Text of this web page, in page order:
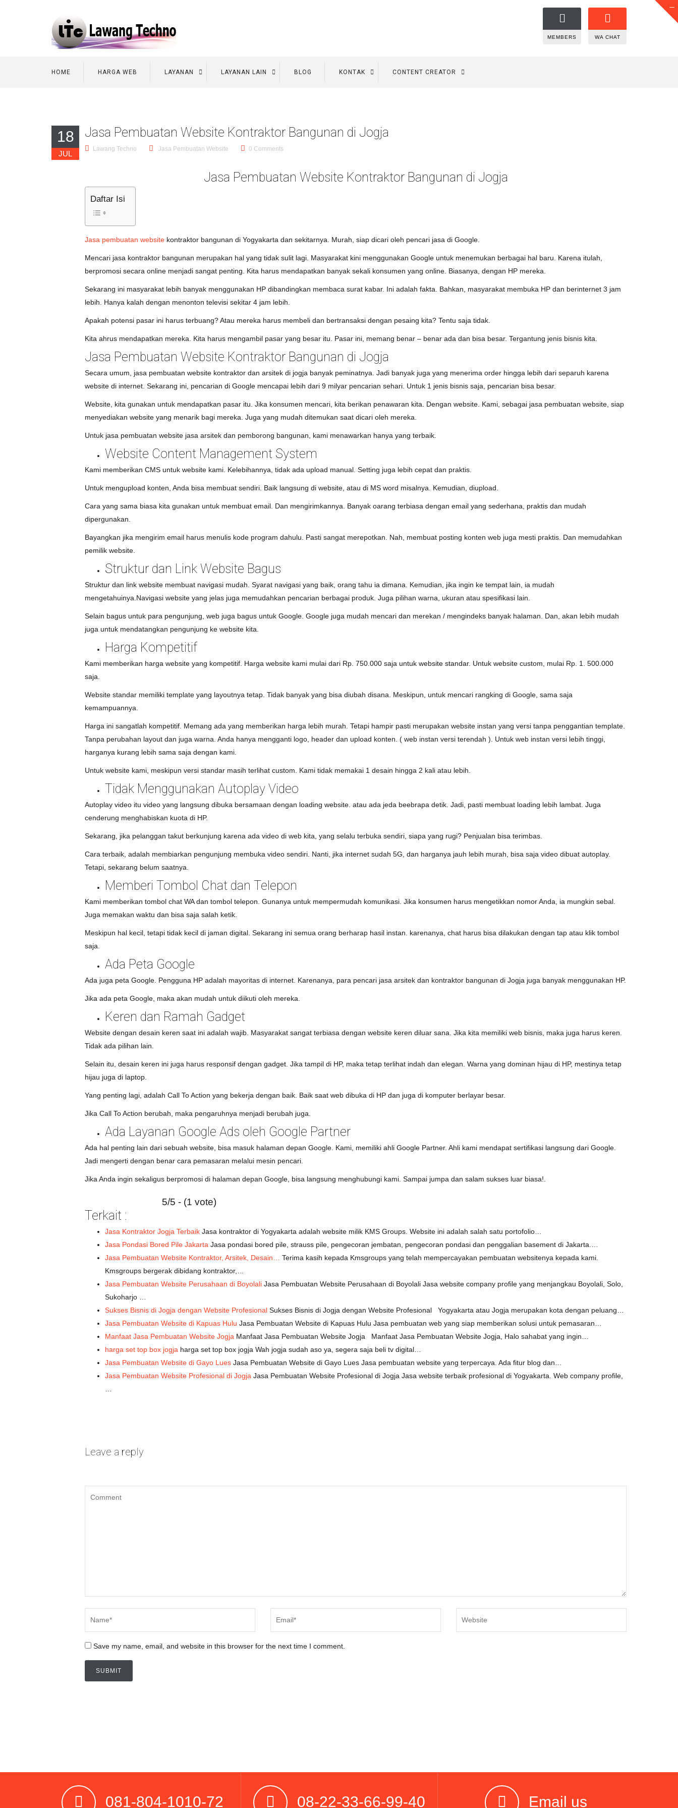
MEMBERS WA CHAT
HOME HARGA WEB LAYANAN LAYANAN LAIN BLOG KONTAK CONTENT CREATOR
18
JUL
Jasa Pembuatan Website Kontraktor Bangunan di Jogja
Lawang Techno Jasa Pembuatan Website 0 Comments
Jasa Pembuatan Website Kontraktor Bangunan di Jogja
Daftar Isi
Jasa pembuatan website kontraktor bangunan di Yogyakarta dan sekitarnya. Murah, siap dicari oleh pencari jasa di Google.
Mencari jasa kontraktor bangunan merupakan hal yang tidak sulit lagi. Masyarakat kini menggunakan Google untuk menemukan berbagai hal baru. Karena itulah,
berpromosi secara online menjadi sangat penting. Kita harus mendapatkan banyak sekali konsumen yang online. Biasanya, dengan HP mereka.
Sekarang ini masyarakat lebih banyak menggunakan HP dibandingkan membaca surat kabar. Ini adalah fakta. Bahkan, masyarakat membuka HP dan berinternet 3 jam
lebih. Hanya kalah dengan menonton televisi sekitar 4 jam lebih.
Apakah potensi pasar ini harus terbuang? Atau mereka harus membeli dan bertransaksi dengan pesaing kita? Tentu saja tidak.
Kita ahrus mendapatkan mereka. Kita harus mengambil pasar yang besar itu. Pasar ini, memang benar – benar ada dan bisa besar. Tergantung jenis bisnis kita.
Jasa Pembuatan Website Kontraktor Bangunan di Jogja
Secara umum, jasa pembuatan website kontraktor dan arsitek di jogja banyak peminatnya. Jadi banyak juga yang menerima order hingga lebih dari separuh karena
website di internet. Sekarang ini, pencarian di Google mencapai lebih dari 9 milyar pencarian sehari. Untuk 1 jenis bisnis saja, pencarian bisa besar.
Website, kita gunakan untuk mendapatkan pasar itu. Jika konsumen mencari, kita berikan penawaran kita. Dengan website. Kami, sebagai jasa pembuatan website, siap
menyediakan website yang menarik bagi mereka. Juga yang mudah ditemukan saat dicari oleh mereka.
Untuk jasa pembuatan website jasa arsitek dan pemborong bangunan, kami menawarkan hanya yang terbaik.
Website Content Management System
Kami memberikan CMS untuk website kami. Kelebihannya, tidak ada upload manual. Setting juga lebih cepat dan praktis.
Untuk mengupload konten, Anda bisa membuat sendiri. Baik langsung di website, atau di MS word misalnya. Kemudian, diupload.
Cara yang sama biasa kita gunakan untuk membuat email. Dan mengirimkannya. Banyak oarang terbiasa dengan email yang sederhana, praktis dan mudah
dipergunakan.
Bayangkan jika mengirim email harus menulis kode program dahulu. Pasti sangat merepotkan. Nah, membuat posting konten web juga mesti praktis. Dan memudahkan
pemilik website.
Struktur dan Link Website Bagus
Struktur dan link website membuat navigasi mudah. Syarat navigasi yang baik, orang tahu ia dimana. Kemudian, jika ingin ke tempat lain, ia mudah
mengetahuinya.Navigasi website yang jelas juga memudahkan pencarian berbagai produk. Juga pilihan warna, ukuran atau spesifikasi lain.
Selain bagus untuk para pengunjung, web juga bagus untuk Google. Google juga mudah mencari dan merekan / mengindeks banyak halaman. Dan, akan lebih mudah
juga untuk mendatangkan pengunjung ke website kita.
Harga Kompetitif
Kami memberikan harga website yang kompetitif. Harga website kami mulai dari Rp. 750.000 saja untuk website standar. Untuk website custom, mulai Rp. 1. 500.000
saja.
Website standar memiliki template yang layoutnya tetap. Tidak banyak yang bisa diubah disana. Meskipun, untuk mencari rangking di Google, sama saja
kemampuannya.
Harga ini sangatlah kompetitif. Memang ada yang memberikan harga lebih murah. Tetapi hampir pasti merupakan website instan yang versi tanpa penggantian template.
Tanpa perubahan layout dan juga warna. Anda hanya mengganti logo, header dan upload konten. ( web instan versi terendah ). Untuk web instan versi lebih tinggi,
harganya kurang lebih sama saja dengan kami.
Untuk website kami, meskipun versi standar masih terlihat custom. Kami tidak memakai 1 desain hingga 2 kali atau lebih.
Tidak Menggunakan Autoplay Video
Autoplay video itu video yang langsung dibuka bersamaan dengan loading website. atau ada jeda beebrapa detik. Jadi, pasti membuat loading lebih lambat. Juga
cenderung menghabiskan kuota di HP.
Sekarang, jika pelanggan takut berkunjung karena ada video di web kita, yang selalu terbuka sendiri, siapa yang rugi? Penjualan bisa terimbas.
Cara terbaik, adalah membiarkan pengunjung membuka video sendiri. Nanti, jika internet sudah 5G, dan harganya jauh lebih murah, bisa saja video dibuat autoplay.
Tetapi, sekarang belum saatnya.
Memberi Tombol Chat dan Telepon
Kami memberikan tombol chat WA dan tombol telepon. Gunanya untuk mempermudah komunikasi. Jika konsumen harus mengetikkan nomor Anda, ia mungkin sebal.
Juga memakan waktu dan bisa saja salah ketik.
Meskipun hal kecil, tetapi tidak kecil di jaman digital. Sekarang ini semua orang berharap hasil instan. karenanya, chat harus bisa dilakukan dengan tap atau klik tombol
saja.
Ada Peta Google
Ada juga peta Google. Pengguna HP adalah mayoritas di internet. Karenanya, para pencari jasa arsitek dan kontraktor bangunan di Jogja juga banyak menggunakan HP.
Jika ada peta Google, maka akan mudah untuk diikuti oleh mereka.
Keren dan Ramah Gadget
Website dengan desain keren saat ini adalah wajib. Masyarakat sangat terbiasa dengan website keren diluar sana. Jika kita memiliki web bisnis, maka juga harus keren.
Tidak ada pilihan lain.
Selain itu, desain keren ini juga harus responsif dengan gadget. Jika tampil di HP, maka tetap terlihat indah dan elegan. Warna yang dominan hijau di HP, mestinya tetap
hijau juga di laptop.
Yang penting lagi, adalah Call To Action yang bekerja dengan baik. Baik saat web dibuka di HP dan juga di komputer berlayar besar.
Jika Call To Action berubah, maka pengaruhnya menjadi berubah juga.
Ada Layanan Google Ads oleh Google Partner
Ada hal penting lain dari sebuah website, bisa masuk halaman depan Google. Kami, memiliki ahli Google Partner. Ahli kami mendapat sertifikasi langsung dari Google.
Jadi mengerti dengan benar cara pemasaran melalui mesin pencari.
Jika Anda ingin sekaligus berpromosi di halaman depan Google, bisa langsung menghubungi kami. Sampai jumpa dan salam sukses luar biasa!.
5/5 - (1 vote)
Terkait :
Jasa Kontraktor Jogja Terbaik Jasa kontraktor di Yogyakarta adalah website milik KMS Groups. Website ini adalah salah satu portofolio…
Jasa Pondasi Bored Pile Jakarta Jasa pondasi bored pile, strauss pile, pengecoran jembatan, pengecoran pondasi dan penggalian basement di Jakarta.…
Jasa Pembuatan Website Kontraktor, Arsitek, Desain…
Terima kasih kepada Kmsgroups yang telah mempercayakan pembuatan websitenya kepada kami.
Kmsgroups bergerak dibidang kontraktor,…
Jasa Pembuatan Website Perusahaan di Boyolali Jasa Pembuatan Website Perusahaan di Boyolali Jasa website company profile yang menjangkau Boyolali, Solo,
Sukoharjo …
Sukses Bisnis di Jogja dengan Website Profesional Sukses Bisnis di Jogja dengan Website Profesional Yogyakarta atau Jogja merupakan kota dengan peluang…
Jasa Pembuatan Website di Kapuas Hulu Jasa Pembuatan Website di Kapuas Hulu Jasa pembuatan web yang siap memberikan solusi untuk pemasaran…
Manfaat Jasa Pembuatan Website Jogja Manfaat Jasa Pembuatan Website Jogja Manfaat Jasa Pembuatan Website Jogja, Halo sahabat yang ingin…
harga set top box jogja harga set top box jogja Wah jogja sudah aso ya, segera saja beli tv digital…
Jasa Pembuatan Website di Gayo Lues Jasa Pembuatan Website di Gayo Lues Jasa pembuatan website yang terpercaya. Ada fitur blog dan…
Jasa Pembuatan Website Profesional di Jogja Jasa Pembuatan Website Profesional di Jogja Jasa website terbaik profesional di Yogyakarta. Web company profile,
Leave a reply
Save my name, email, and website in this browser for the next time I comment.
081-804-1010-72 08-22-33-66-99-40 Email us